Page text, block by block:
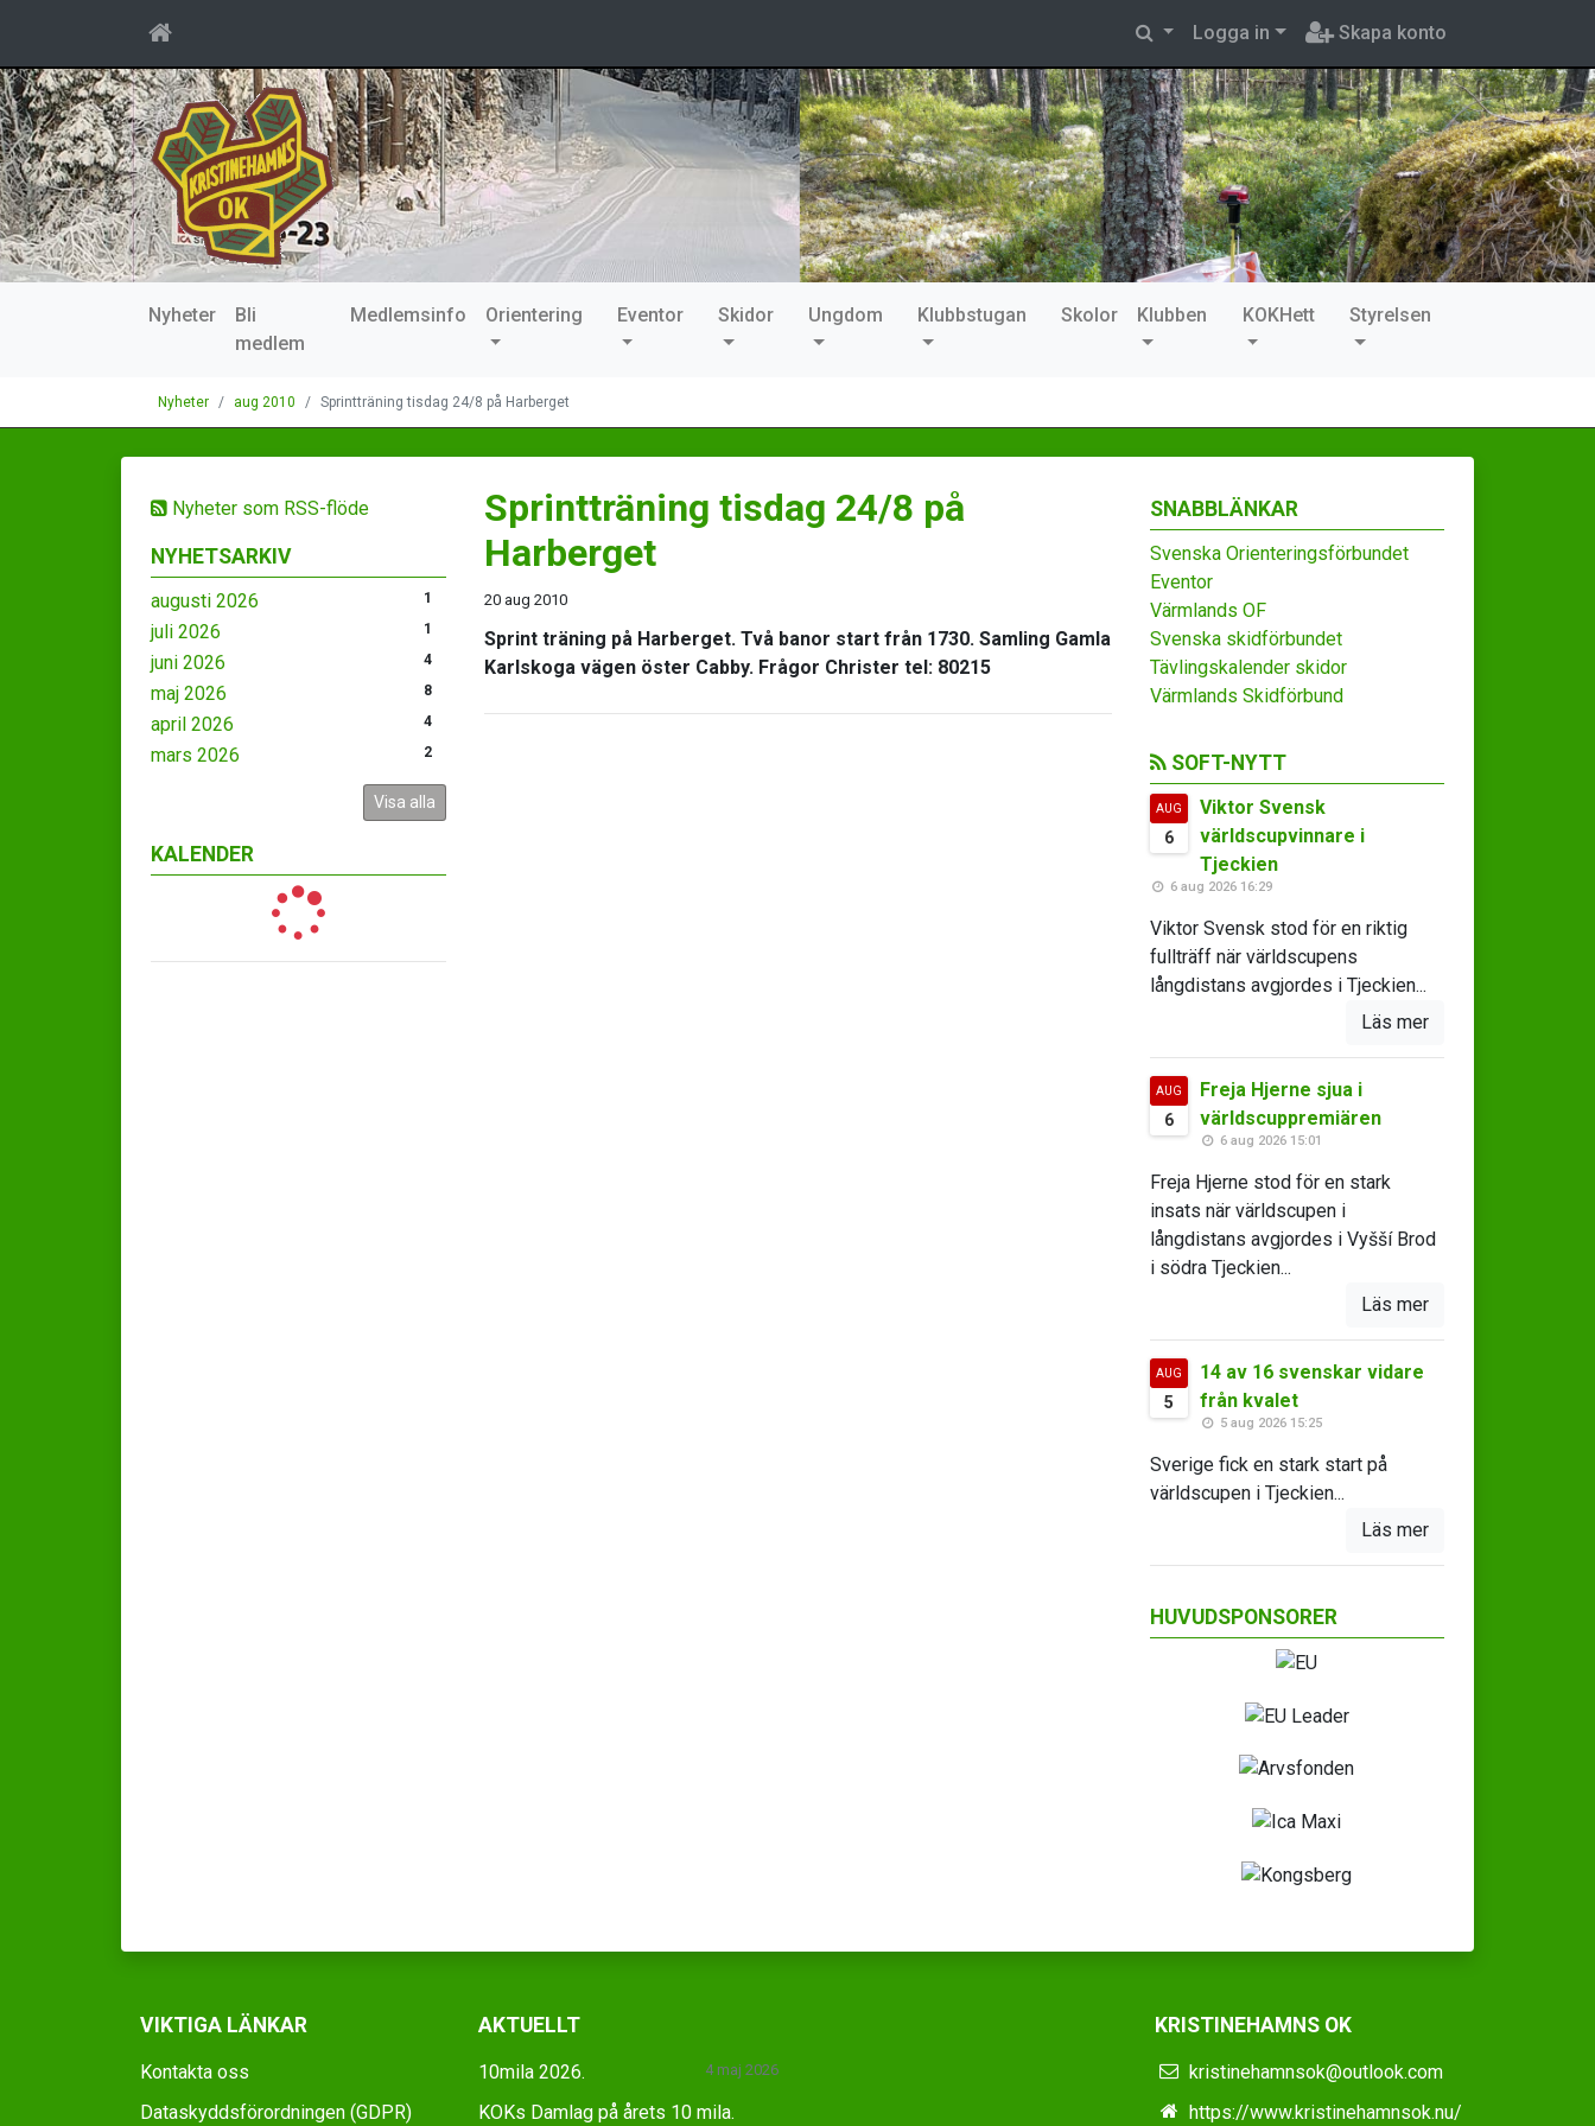
Logga in Skapa konto
Nyheter
Bli
medlem
Medlemsinfo Orientering Eventor Skidor Ungdom Klubbstugan Skolor Klubben KOKHett Styrelsen
Nyheter aug 2010 Sprintträning tisdag 24/8 på Harberget
Nyheter som RSS-flöde
NYHETSARKIV
augusti 2026 1
juli 2026 1
juni 2026 4
maj 2026 8
april 2026 4
mars 2026 2
Visa alla
KALENDER
Sprintträning tisdag 24/8 på
Harberget
20 aug 2010
Sprint träning på Harberget. Två banor start från 1730. Samling Gamla
Karlskoga vägen öster Cabby. Frågor Christer tel: 80215
SNABBLÄNKAR
Svenska Orienteringsförbundet
Eventor
Värmlands OF
Svenska skidförbundet
Tävlingskalender skidor
Värmlands Skidförbund
SOFT-NYTT
AUG
6
Viktor Svensk
världscupvinnare i
Tjeckien
6 aug 2026 16:29
Viktor Svensk stod för en riktig
fullträff när världscupens
långdistans avgjordes i Tjeckien...
Läs mer
AUG
6
Freja Hjerne sjua i
världscuppremiären
6 aug 2026 15:01
Freja Hjerne stod för en stark
insats när världscupen i
långdistans avgjordes i Vyšší Brod
i södra Tjeckien...
Läs mer
AUG
5
14 av 16 svenskar vidare
från kvalet
5 aug 2026 15:25
Sverige fick en stark start på
världscupen i Tjeckien...
Läs mer
HUVUDSPONSORER
VIKTIGA LÄNKAR
Kontakta oss
Dataskyddsförordningen (GDPR)
AKTUELLT
10mila 2026. 4 maj 2026
KOKs Damlag på årets 10 mila.
KRISTINEHAMNS OK
kristinehamnsok@outlook.com
https://www.kristinehamnsok.nu/